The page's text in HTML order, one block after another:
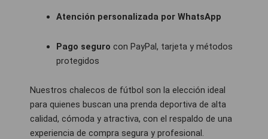
Atención personalizada por WhatsApp
Pago seguro con PayPal, tarjeta y métodos
protegidos
Nuestros chalecos de fútbol son la elección ideal
para quienes buscan una prenda deportiva de alta
calidad, cómoda y atractiva, con el respaldo de una
experiencia de compra segura y profesional.